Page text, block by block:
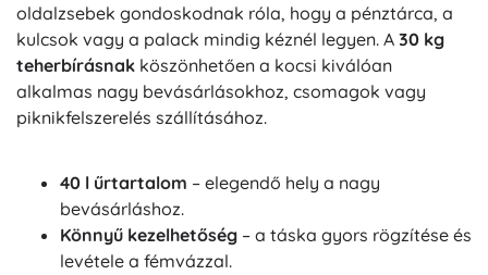
oldalzsebek gondoskodnak róla, hogy a pénztárca, a
kulcsok vagy a palack mindig kéznél legyen. A 30 kg
teherbírásnak köszönhetően a kocsi kiválóan
alkalmas nagy bevásárlásokhoz, csomagok vagy
piknikfelszerelés szállításához.
40 l űrtartalom – elegendő hely a nagy
bevásárláshoz.
Könnyű kezelhetőség – a táska gyors rögzítése és
levétele a fémvázzal.